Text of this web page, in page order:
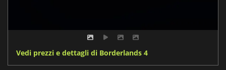
Vedi prezzi e dettagli di Borderlands 4